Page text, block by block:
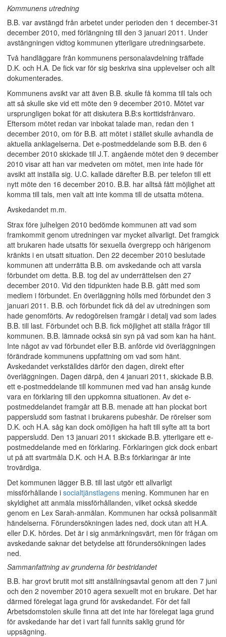
Kommunens utredning
B.B. var avstängd från arbetet under perioden den 1 december-31
december 2010, med förlängning till den 3 januari 2011. Under
avstängningen vidtog kommunen ytterligare utredningsarbete.
Två handläggare från kommunens personalavdelning träffade
D.K. och H.A. De fick var för sig beskriva sina upplevelser och allt
dokumenterades.
Kommunens avsikt var att även B.B. skulle få komma till tals och
att så skulle ske vid ett möte den 9 december 2010. Mötet var
ursprungligen bokat för att diskutera B.B:s korttidsfrånvaro.
Eftersom mötet redan var inbokat talade man, redan den 1
december 2010, om för B.B. att mötet i stället skulle avhandla de
aktuella anklagelserna. Det e-postmeddelande som B.B. den 6
december 2010 skickade till J.T. angående mötet den 9 december
2010 visar att han var medveten om mötet, men inte hade för
avsikt att inställa sig. U.C. kallade därefter B.B. per telefon till ett
nytt möte den 16 december 2010. B.B. har alltså fått möjlighet att
komma till tals, men valt att inte komma till de utsatta mötena.
Avskedandet m.m.
Strax före julhelgen 2010 bedömde kommunen att vad som
framkommit genom utredningen var mycket allvarligt. Det framgick
att brukaren hade utsatts för sexuella övergrepp och härigenom
kränkts i en utsatt situation. Den 22 december 2010 beslutade
kommunen att underrätta B.B. om avskedande och att varsla
förbundet om detta. B.B. tog del av underrättelsen den 27
december 2010. Vid den tidpunkten hade B.B. gått med som
medlem i förbundet. En överläggning hölls med förbundet den 3
januari 2011. B.B. och förbundet fick då del av utredningen som
hade genomförts. Av redogörelsen framgår i detalj vad som lades
B.B. till last. Förbundet och B.B. fick möjlighet att ställa frågor till
kommunen. B.B. lämnade också sin syn på vad som kan ha hänt.
Inte något av vad förbundet eller B.B. anförde vid överläggningen
förändrade kommunens uppfattning om vad som hänt.
Avskedandet verkställdes därför den dagen, direkt efter
överläggningen. Dagen därpå, den 4 januari 2011, skickade B.B.
ett e-postmeddelande till kommunen med vad han ansåg kunde
vara en förklaring till den uppkomna situationen. Av det e-
postmeddelandet framgår att B.B. menade att han plockat bort
pappersludd som fastnat i brukarens pubeshår. De rörelser som
D.K. och H.A. såg kan dock omöjligen ha haft till syfte att ta bort
pappersludd. Den 13 januari 2011 skickade B.B. ytterligare ett e-
postmeddelande med en förklaring. Förklaringen gick dock enbart
ut på att svartmåla D.K. och H.A. B.B:s förklaringar är inte
trovärdiga.
Det kommunen lägger B.B. till last utgör ett allvarligt
missförhållande i socialtjänstlagens mening. Kommunen har en
skyldighet att anmäla missförhållanden, vilket också skedde
genom en Lex Sarah-anmälan. Kommunen har också polisanmält
händelserna. Förundersökningen lades ned, dock utan att H.A.
eller D.K. hördes. Det är i sig anmärkningsvärt, men för frågan om
avskedande saknar det betydelse att förundersökningen lades
ned.
Sammanfattning av grunderna för bestridandet
B.B. har grovt brutit mot sitt anställningsavtal genom att den 7 juni
och den 2 november 2010 agera sexuellt mot en brukare. Det har
därmed förelegat laga grund för avskedandet. För det fall
Arbetsdomstolen skulle finna att det inte har förelegat laga grund
för avskedande har det i vart fall funnits saklig grund för
uppsägning.